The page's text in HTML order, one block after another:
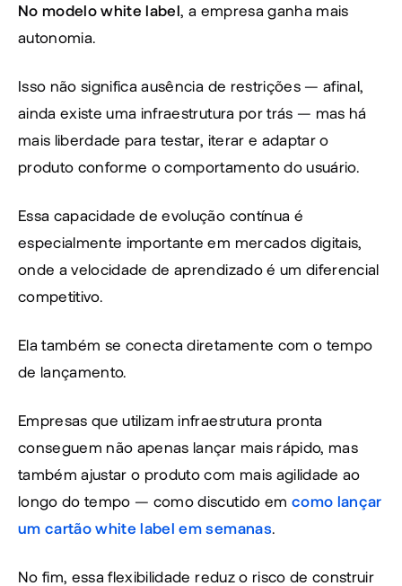
No modelo white label, a empresa ganha mais
autonomia.
Isso não significa ausência de restrições — afinal,
ainda existe uma infraestrutura por trás — mas há
mais liberdade para testar, iterar e adaptar o
produto conforme o comportamento do usuário.
Essa capacidade de evolução contínua é
especialmente importante em mercados digitais,
onde a velocidade de aprendizado é um diferencial
competitivo.
Ela também se conecta diretamente com o tempo
de lançamento.
Empresas que utilizam infraestrutura pronta
conseguem não apenas lançar mais rápido, mas
também ajustar o produto com mais agilidade ao
longo do tempo — como discutido em como lançar
um cartão white label em semanas.
No fim, essa flexibilidade reduz o risco de construir